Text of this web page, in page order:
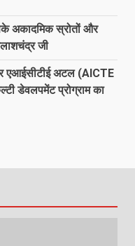
अकादमिक स्रोतों और
जी
एआईसीटीई अटल (AICTE
डेवलपमेंट प्रोग्राम का